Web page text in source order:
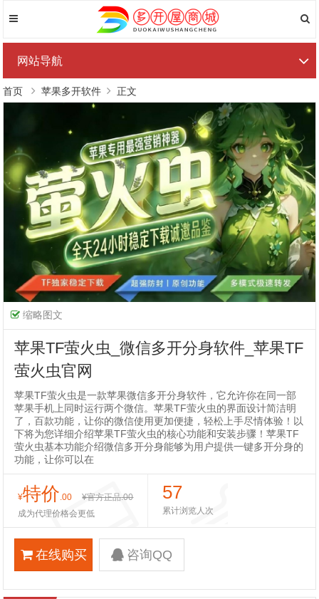
网站导航
首页 苹果多开软件 正文
缩略图文
苹果TF萤火虫_微信多开分身软件_苹果TF
萤火虫官网
苹果TF萤火虫是一款苹果微信多开分身软件，它允许你在同一部
苹果手机上同时运行两个微信。苹果TF萤火虫的界面设计简洁明
了，百款功能，让你的微信使用更加便捷，轻松上手尽情体验！以
下将为您详细介绍苹果TF萤火虫的核心功能和安装步骤！苹果TF
萤火虫基本功能介绍微信多开分身能够为用户提供一键多开分身的
功能，让你可以在
¥特价.00 ¥官方正品.00
成为代理价格会更低
57
累计浏览人次
在线购买 咨询QQ